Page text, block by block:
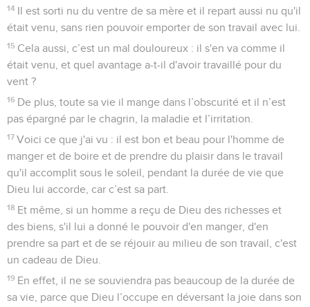
14 Il est sorti nu du ventre de sa mère et il repart aussi nu qu'il
était venu, sans rien pouvoir emporter de son travail avec lui.
15 Cela aussi, c’est un mal douloureux : il s'en va comme il
était venu, et quel avantage a-t-il d'avoir travaillé pour du
vent ?
16 De plus, toute sa vie il mange dans l’obscurité et il n’est
pas épargné par le chagrin, la maladie et l’irritation.
17 Voici ce que j'ai vu : il est bon et beau pour l'homme de
manger et de boire et de prendre du plaisir dans le travail
qu'il accomplit sous le soleil, pendant la durée de vie que
Dieu lui accorde, car c’est sa part.
18 Et même, si un homme a reçu de Dieu des richesses et
des biens, s'il lui a donné le pouvoir d'en manger, d'en
prendre sa part et de se réjouir au milieu de son travail, c'est
un cadeau de Dieu.
19 En effet, il ne se souviendra pas beaucoup de la durée de
sa vie, parce que Dieu l’occupe en déversant la joie dans son